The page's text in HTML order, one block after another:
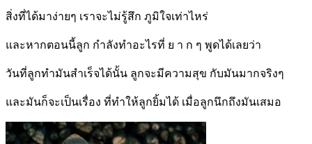
สิ่งที่ได้มาง่ายๆ เราจะไม่รู้สึก ภูมิใจเท่าไหร่
และหากตอนนี้ลูก กำลังทำอะไรที่ ย า ก ๆ พูดได้เลยว่า
วันที่ลูกทำมันสำเร็จได้นั้น ลูกจะมีความสุข กับมันมากจริงๆ
และมันก็จะเป็นเรื่อง ที่ทำให้ลูกยิ้มได้ เมื่อลูกนึกถึงมันเสมอ